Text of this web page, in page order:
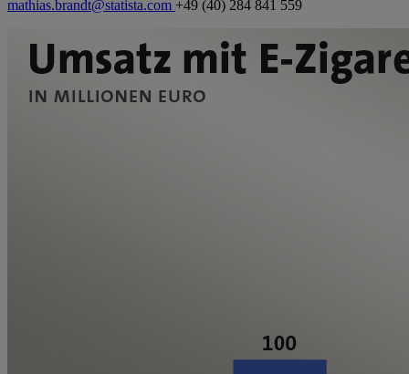
mathias.brandt@statista.com +49 (40) 284 841 559